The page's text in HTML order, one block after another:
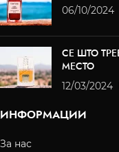
06/10/2024
СЕ ШТО
МЕСТО
12/03/2024
ИНФОРМАЦИИ
За нас